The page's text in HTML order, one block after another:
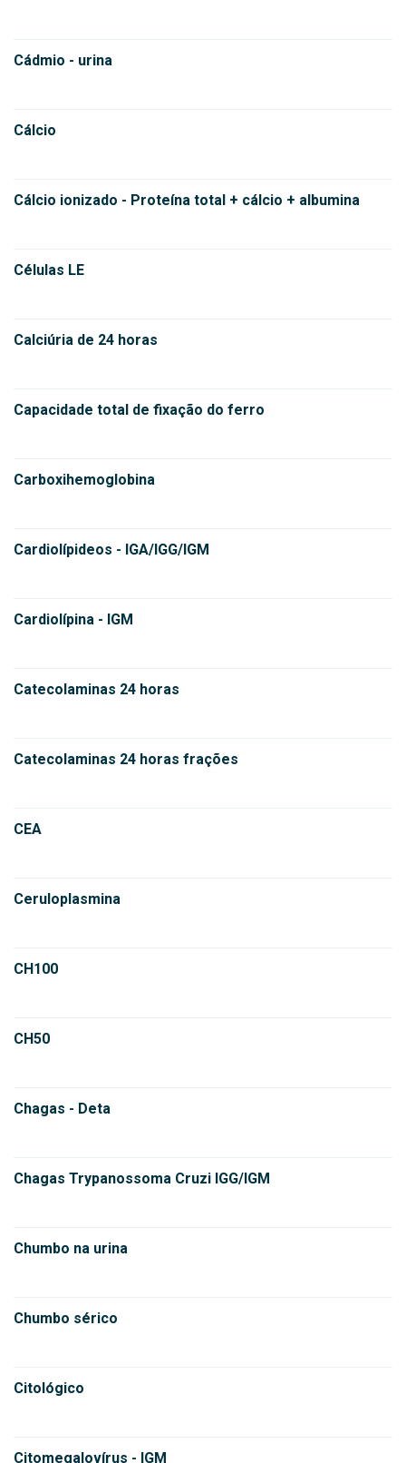
Cádmio - urina
Cálcio
Cálcio ionizado - Proteína total + cálcio + albumina
Células LE
Calciúria de 24 horas
Capacidade total de fixação do ferro
Carboxihemoglobina
Cardiolípideos - IGA/IGG/IGM
Cardiolípina - IGM
Catecolaminas 24 horas
Catecolaminas 24 horas frações
CEA
Ceruloplasmina
CH100
CH50
Chagas - Deta
Chagas Trypanossoma Cruzi IGG/IGM
Chumbo na urina
Chumbo sérico
Citológico
Citomegalovírus - IGM